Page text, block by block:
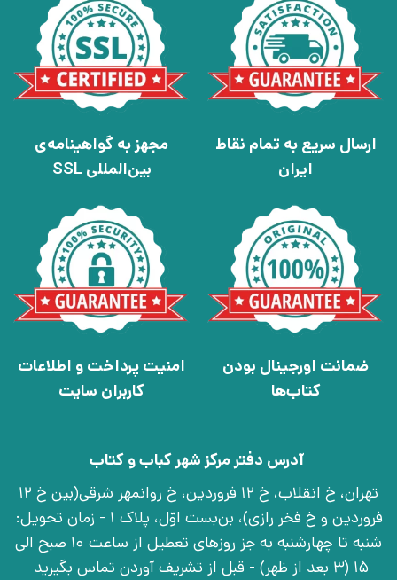
ارسال سریع به تمام نقاط
ایران
مجهز به گواهینامه‌ی
بین‌المللی SSL
ضمانت اورجینال بودن
کتاب‌ها
امنیت پرداخت و اطلاعات
کاربران سایت
آدرس دفتر مرکز شهر کباب و کتاب
تهران، خ انقلاب، خ 12 فروردین، خ روانمهر شرقی(بین خ 12
فروردین و خ فخر رازی)، بن‌بست اوّل، پلاک 1 - زمان تحویل:
شنبه تا چهارشنبه به جز روزهای تعطیل از ساعت 10 صبح الی
15 (3 بعد از ظهر) - قبل از تشریف آوردن تماس بگیرید